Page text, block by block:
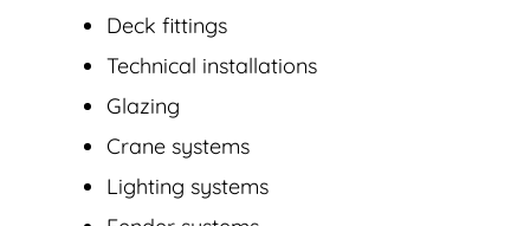
Deck fittings
Technical installations
Glazing
Crane systems
Lighting systems